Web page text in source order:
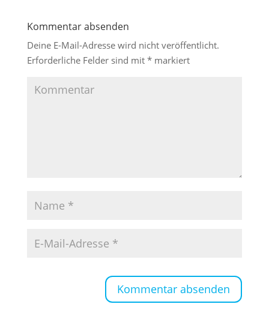
Kommentar absenden
Deine E-Mail-Adresse wird nicht veröffentlicht.
Erforderliche Felder sind mit *markiert